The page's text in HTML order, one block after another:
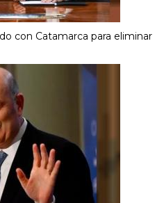
con Catamarca para eliminar